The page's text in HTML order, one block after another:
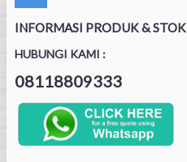
INFORMASI PRODUK & STOK
HUBUNGI KAMI :
08118809333